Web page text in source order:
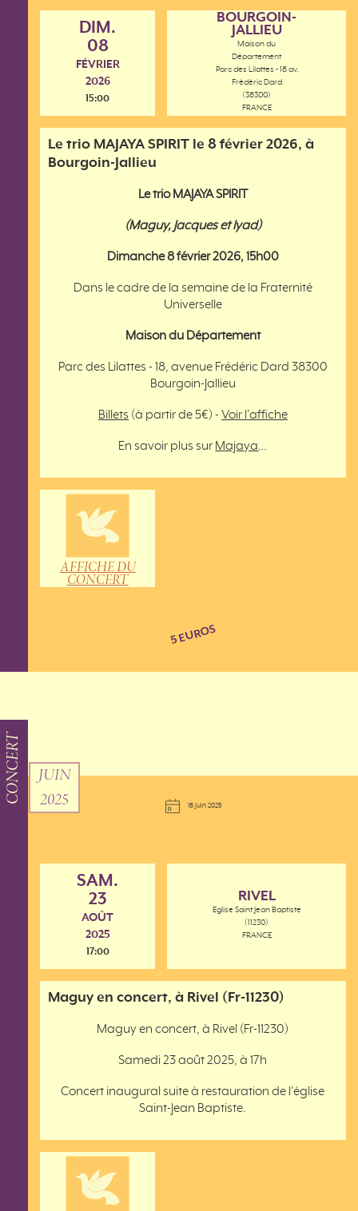
DIM.
08
FÉVRIER
2026
15:00
BOURGOIN-
JALLIEU
Maison du
Département
Parc des Lilattes - 18 av.
Frédéric Dard
(38300)
FRANCE
Le trio MAJAYA SPIRIT le 8 février 2026, à
Bourgoin-Jallieu
Le trio MAJAYA SPIRIT
(Maguy, Jacques et Iyad)
Dimanche 8 février 2026, 15h00
Dans le cadre de la semaine de la Fraternité
Universelle
Maison du Département
Parc des Lilattes - 18, avenue Frédéric Dard 38300
Bourgoin-Jallieu
Billets (à partir de 5€) - Voir l’affiche
En savoir plus sur Majaya…
AFFICHE DU
CONCERT
5 EUROS
CONCERT
JUIN
2025
18 juin 2025
SAM.
23
AOÛT
2025
17:00
RIVEL
Eglise Saint Jean Baptiste
(11230)
FRANCE
Maguy en concert, à Rivel (Fr-11230)
Maguy en concert, à Rivel (Fr-11230)
Samedi 23 août 2025, à 17h
Concert inaugural suite à restauration de l’église
Saint-Jean Baptiste.